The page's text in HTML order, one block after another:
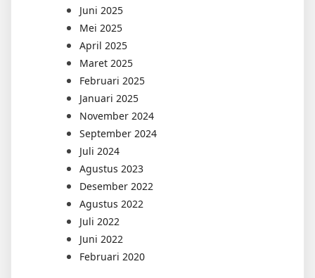
Juni 2025
Mei 2025
April 2025
Maret 2025
Februari 2025
Januari 2025
November 2024
September 2024
Juli 2024
Agustus 2023
Desember 2022
Agustus 2022
Juli 2022
Juni 2022
Februari 2020